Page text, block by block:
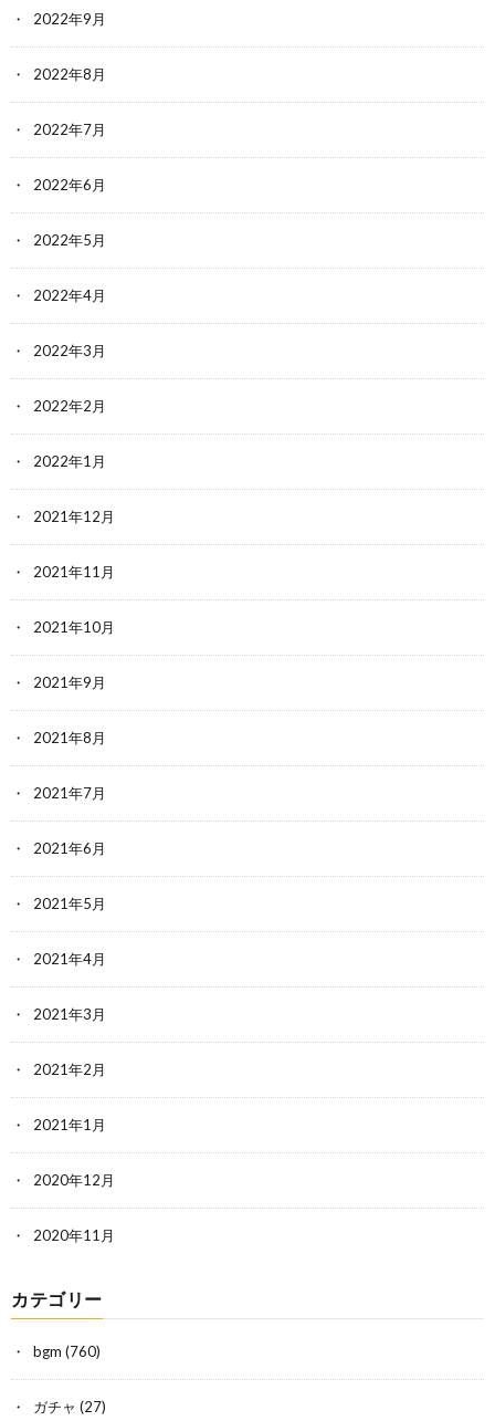
2022年9月
2022年8月
2022年7月
2022年6月
2022年5月
2022年4月
2022年3月
2022年2月
2022年1月
2021年12月
2021年11月
2021年10月
2021年9月
2021年8月
2021年7月
2021年6月
2021年5月
2021年4月
2021年3月
2021年2月
2021年1月
2020年12月
2020年11月
カテゴリー
bgm (760)
ガチャ (27)